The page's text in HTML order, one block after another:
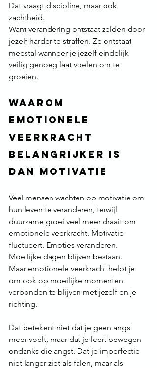
Dat vraagt discipline, maar ook
zachtheid.
Want verandering ontstaat zelden door
jezelf harder te straffen. Ze ontstaat
meestal wanneer je jezelf eindelijk
veilig genoeg laat voelen om te
groeien.
Waarom
emotionele
veerkracht
belangrijker is
dan motivatie
Veel mensen wachten op motivatie om
hun leven te veranderen, terwijl
duurzame groei veel meer draait om
emotionele veerkracht. Motivatie
fluctueert. Emoties veranderen.
Moeilijke dagen blijven bestaan.
Maar emotionele veerkracht helpt je
om ook op moeilijke momenten
verbonden te blijven met jezelf en je
richting.
Dat betekent niet dat je geen angst
meer voelt, maar dat je leert bewegen
ondanks die angst. Dat je imperfectie
niet langer ziet als falen, maar als